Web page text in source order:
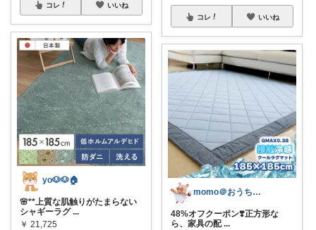
コレ いいね
yo🐶🐶🏠
🌸**上質な肌触りがたまらない
シャギーラグ ...
￥ 21,725
コレ いいね
momo＠おうち大好き💛
48%オフクーポン❣️正方形な
ら、家具の配 ...